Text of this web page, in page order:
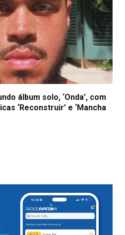
álbum solo, ‘Onda’, com
‘Reconstruir’ e ‘Mancha